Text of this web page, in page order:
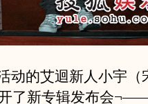
动的艾迴新人小宇（
了新专辑发布会